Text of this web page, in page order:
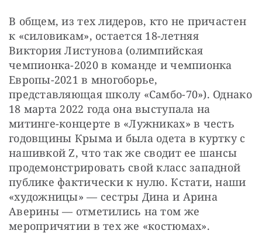
В общем, из тех лидеров, кто не причастен
к «силовикам», остается 18-летняя
Виктория Листунова (олимпийская
чемпионка-2020 в команде и чемпионка
Европы-2021 в многоборье,
представляющая школу «Самбо-70»). Однако
18 марта 2022 года она выступала на
митинге-концерте в «Лужниках» в честь
годовщины Крыма и была одета в куртку с
нашивкой Z, что так же сводит ее шансы
продемонстрировать свой класс западной
публике фактически к нулю. Кстати, наши
«художницы» — сестры Дина и Арина
Аверины — отметились на том же
меропричятии в тех же «костюмах».